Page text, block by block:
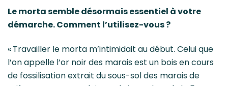
Le morta semble désormais essentiel à votre
démarche. Comment l’utilisez-vous ?
« Travailler le morta m’intimidait au début. Celui que
l’on appelle l’or noir des marais est un bois en cours
de fossilisation extrait du sous-sol des marais de